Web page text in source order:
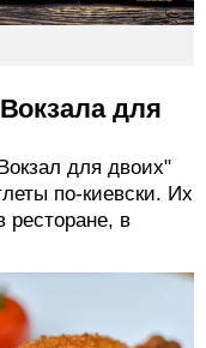
для
для двоих"
по-киевски. Их
ресторане, в